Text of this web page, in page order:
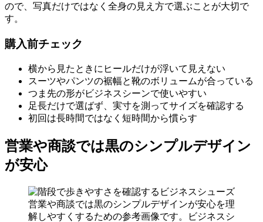
ので、写真だけではなく全身の見え方で選ぶことが大切で
す。
購入前チェック
横から見たときにヒールだけが浮いて見えない
スーツやパンツの裾幅と靴のボリュームが合っている
つま先の形がビジネスシーンで使いやすい
足長だけで選ばず、実寸を測ってサイズを確認する
初回は長時間ではなく短時間から慣らす
営業や商談では黒のシンプルデザイン
が安心
営業や商談では黒のシンプルデザインが安心を理
解しやすくするための参考画像です。ビジネスシ